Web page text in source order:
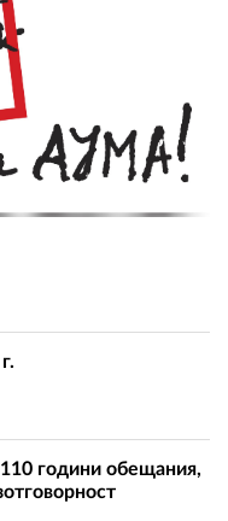
години обещания,